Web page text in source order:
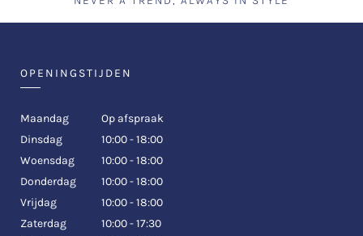
OPENINGSTIJDEN
Maandag
Op afspraak
Dinsdag
10:00 - 18:00
Woensdag
10:00 - 18:00
Donderdag
10:00 - 18:00
Vrijdag
10:00 - 18:00
Zaterdag
10:00 - 17:30